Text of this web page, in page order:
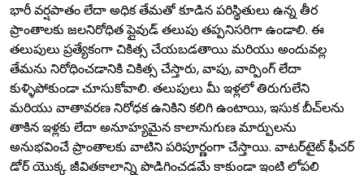
భారీ వర్షపాతం లేదా అధిక తేమతో కూడిన పరిస్థితులు ఉన్న తీర
ప్రాంతాలకు జలనిరోధిత ప్లైవుడ్ తలుపు తప్పనిసరిగా ఉండాలి. ఈ
తలుపులు ప్రత్యేకంగా చికిత్స చేయబడతాయి మరియు అందువల్ల
తేమను నిరోధించడానికి చికిత్స చేస్తారు, వాపు, వార్పింగ్ లేదా
కుళ్ళిపోకుండా చూసుకోవాలి. తలుపులు మీ ఇళ్లలో తిరుగులేని
మరియు వాతావరణ నిరోధక ఉనికిని కలిగి ఉంటాయి, ఇసుక బీచ్‌లను
తాకిన ఇళ్లకు లేదా అనూహ్యమైన కాలానుగుణ మార్పులను
అనుభవించే ప్రాంతాలకు వాటిని పరిపూర్ణంగా చేస్తాయి. వాటర్‌టైట్ ఫీచర్
డోర్ యొక్క జీవితకాలాన్ని పొడిగించడమే కాకుండా ఇంటి లోపలి